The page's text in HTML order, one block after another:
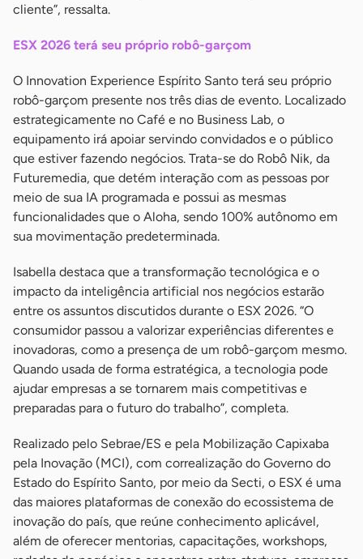
cliente”, ressalta.
ESX 2026 terá seu próprio robô-garçom
O Innovation Experience Espírito Santo terá seu próprio
robô-garçom presente nos três dias de evento. Localizado
estrategicamente no Café e no Business Lab, o
equipamento irá apoiar servindo convidados e o público
que estiver fazendo negócios. Trata-se do Robô Nik, da
Futuremedia, que detém interação com as pessoas por
meio de sua IA programada e possui as mesmas
funcionalidades que o Aloha, sendo 100% autônomo em
sua movimentação predeterminada.
Isabella destaca que a transformação tecnológica e o
impacto da inteligência artificial nos negócios estarão
entre os assuntos discutidos durante o ESX 2026. “O
consumidor passou a valorizar experiências diferentes e
inovadoras, como a presença de um robô-garçom mesmo.
Quando usada de forma estratégica, a tecnologia pode
ajudar empresas a se tornarem mais competitivas e
preparadas para o futuro do trabalho”, completa.
Realizado pelo Sebrae/ES e pela Mobilização Capixaba
pela Inovação (MCI), com correalização do Governo do
Estado do Espírito Santo, por meio da Secti, o ESX é uma
das maiores plataformas de conexão do ecossistema de
inovação do país, que reúne conhecimento aplicável,
além de oferecer mentorias, capacitações, workshops,